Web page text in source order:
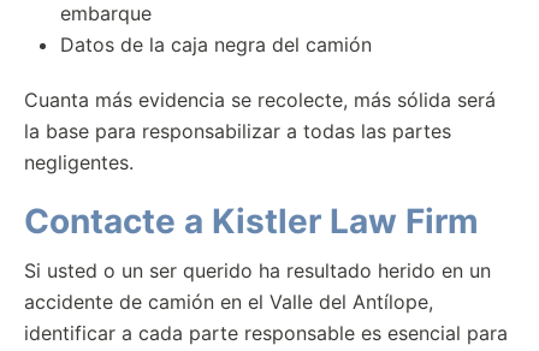
embarque
Datos de la caja negra del camión
Cuanta más evidencia se recolecte, más sólida será
la base para responsabilizar a todas las partes
negligentes.
Contacte a Kistler Law Firm
Si usted o un ser querido ha resultado herido en un
accidente de camión en el Valle del Antílope,
identificar a cada parte responsable es esencial para